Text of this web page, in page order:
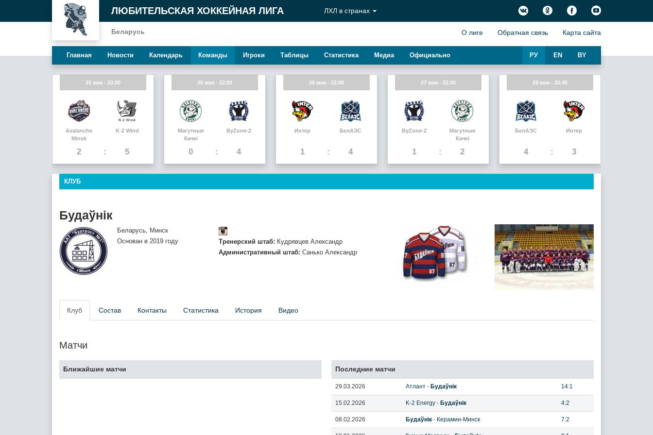
ЛЮБИТЕЛЬСКАЯ ХОККЕЙНАЯ ЛИГА
Беларусь
ЛХЛ в странах
О лиге Обратная связь Карта сайта
Главная Новости Календарь Команды Игроки Таблицы Статистика Медиа Официально BY
EN
РУ
25 мая - 20.00
Avalanche
Minsk
2
K-2 Wind
5
25 мая - 22.00
Магутныя
Качкi
0
ByZone-2
4
26 мая - 22.00
Интер
1
БелАЭС
4
27 мая - 22.00
ByZone-2
1
Магутныя
Качкi
2
29 мая - 20.45
БелАЭС
4
Интер
3
КЛУБ
Будаўнiк
Беларусь, Минск
Основан в 2019 году
Тренерский штаб: Кудрявцев Александр
Административный штаб: Санько Александр
Клуб Состав Контакты Статистика История Видео
Матчи
Ближайшие матчи Последние матчи
29.03.2026 Атлант - Будаўнiк 14:1
15.02.2026 K-2 Energy - Будаўнiк 4:2
08.02.2026 Будаўнiк - Керамин-Минск 7:2